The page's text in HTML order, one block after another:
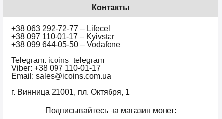
Контакты
+38 063 292-72-77 – Lifecell
+38 097 110-01-17 – Kyivstar
+38 099 644-05-50 – Vodafone
Telegram: icoins_telegram
Viber: +38 097 110-01-17
Email: sales@icoins.com.ua
г. Винница 21001, пл. Октября, 1
Подписывайтесь на магазин монет: